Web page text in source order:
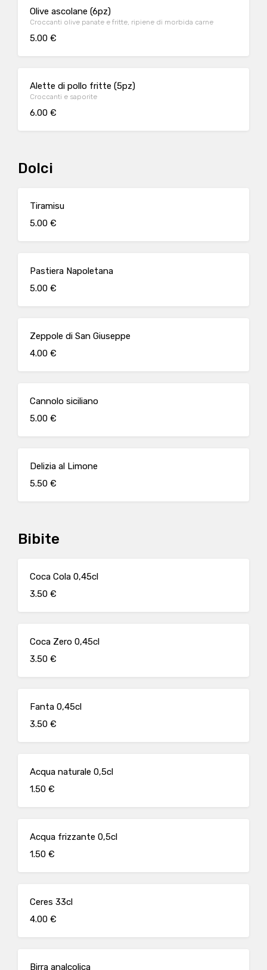
Olive ascolane (6pz)
Croccanti olive panate e fritte, ripiene di morbida carne
5.00 €
Alette di pollo fritte (5pz)
Croccanti e saporite
6.00 €
Dolci
Tiramisu
5.00 €
Pastiera Napoletana
5.00 €
Zeppole di San Giuseppe
4.00 €
Cannolo siciliano
5.00 €
Delizia al Limone
5.50 €
Bibite
Coca Cola 0,45cl
3.50 €
Coca Zero 0,45cl
3.50 €
Fanta 0,45cl
3.50 €
Acqua naturale 0,5cl
1.50 €
Acqua frizzante 0,5cl
1.50 €
Ceres 33cl
4.00 €
Birra analcolica